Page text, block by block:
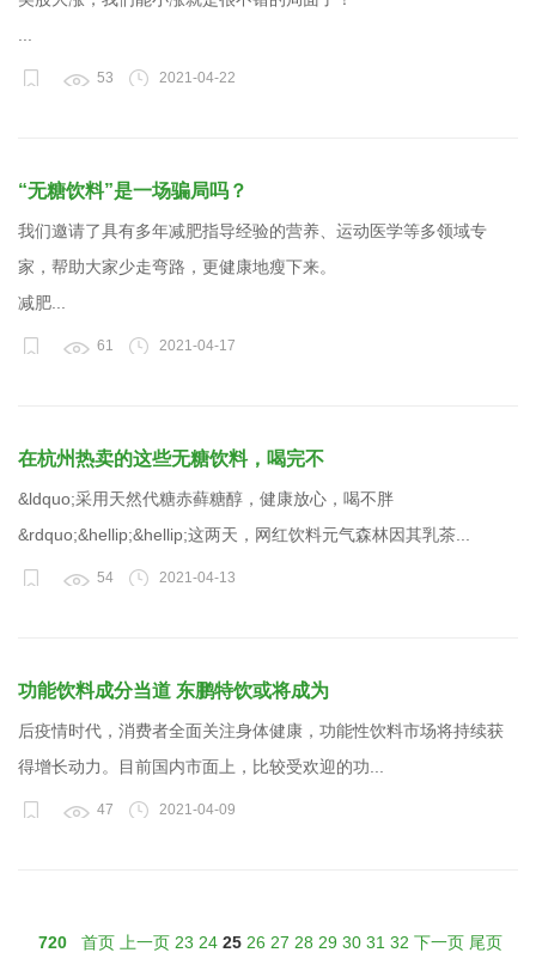
53 2021-04-22
“无糖饮料”是一场骗局吗？
我们邀请了具有多年减肥指导经验的营养、运动医学等多领域专
家，帮助大家少走弯路，更健康地瘦下来。
减肥...
61 2021-04-17
在杭州热卖的这些无糖饮料，喝完不
&ldquo;采用天然代糖赤藓糖醇，健康放心，喝不胖
&rdquo;&hellip;&hellip;这两天，网红饮料元气森林因其乳茶...
54 2021-04-13
功能饮料成分当道 东鹏特饮或将成为
后疫情时代，消费者全面关注身体健康，功能性饮料市场将持续获
得增长动力。目前国内市面上，比较受欢迎的功...
47 2021-04-09
720 首页 上一页 23 24 25 26 27 28 29 30 31 32 下一页 尾页